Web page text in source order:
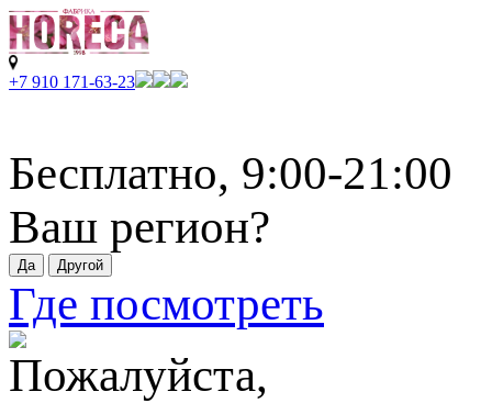
+7 910 171-63-23
Бесплатно, 9:00-21:00
Ваш регион?
Где посмотреть